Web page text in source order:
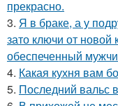
прекрасно.
3. Я в браке, а у
зато ключи от
обеспеченный
4. Какая кухня вам
5. Последний вальс